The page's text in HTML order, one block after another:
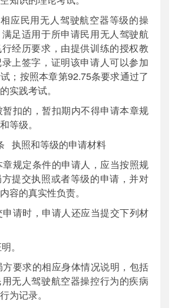
应民用无人驾驶航空器等级的操
足适用于所申请民用无人驾驶航
经历要求，由提供训练的授权教
上签字，证明该申请人可以参加
；按照本章第92.75条要求通过了
实践考试。
暂扣的，暂扣期内不得申请本章规
等级。
执照和等级的申请材料
章规定条件的申请人，应当按照规
提交执照或者等级的申请，并对
容的真实性负责。
申请时，申请人还应当提交下列材
。
方要求的相应身体情况说明，包括
无人驾驶航空器操控行为的疾病
为记录。